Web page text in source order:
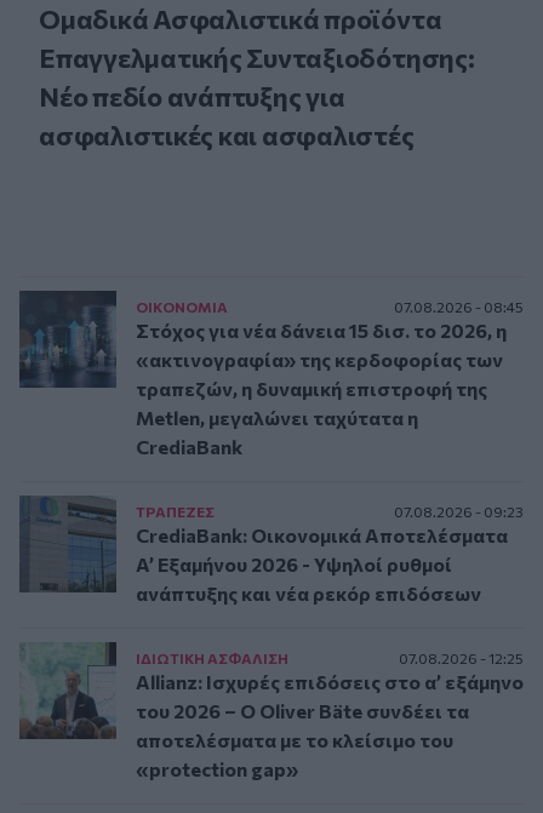
Ομαδικά Ασφαλιστικά προϊόντα
Επαγγελματικής Συνταξιοδότησης:
Νέο πεδίο ανάπτυξης για
ασφαλιστικές και ασφαλιστές
ΟΙΚΟΝΟΜΙΑ 07.08.2026 - 08:45
Στόχος για νέα δάνεια 15 δισ. το 2026, η
«ακτινογραφία» της κερδοφορίας των
τραπεζών, η δυναμική επιστροφή της
Metlen, μεγαλώνει ταχύτατα η
CrediaBank
ΤΡAΠΕΖΕΣ 07.08.2026 - 09:23
CrediaBank: Οικονομικά Αποτελέσματα
A’ Εξαμήνου 2026 - Υψηλοί ρυθμοί
ανάπτυξης και νέα ρεκόρ επιδόσεων
ΙΔΙΩΤΙΚΗ ΑΣΦAΛΙΣΗ 07.08.2026 - 12:25
Allianz: Ισχυρές επιδόσεις στο α’ εξάμηνο
του 2026 – Ο Oliver Bäte συνδέει τα
αποτελέσματα με το κλείσιμο του
«protection gap»